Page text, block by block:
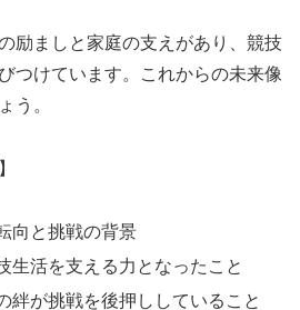
励ましと家庭の支えがあり、競技
つけています。これからの未来像
う。
向と挑戦の背景
生活を支える力となったこと
絆が挑戦を後押ししていること